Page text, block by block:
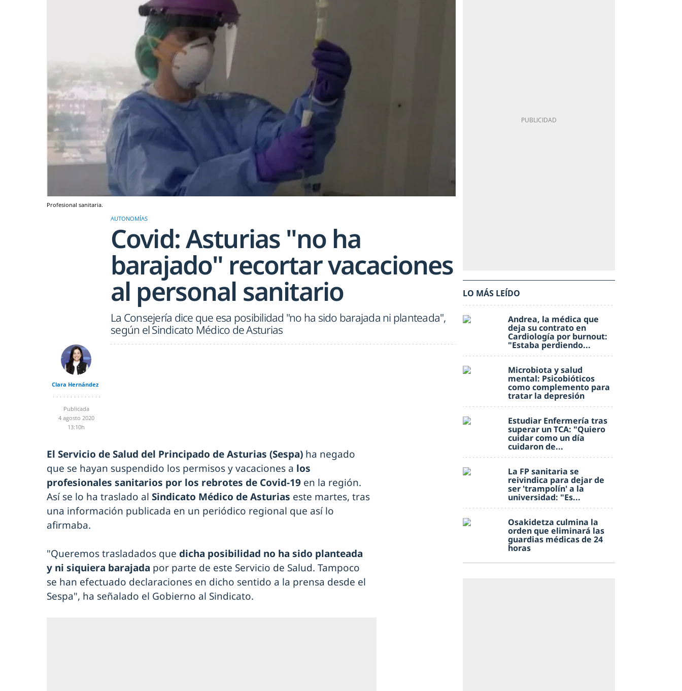
Profesional sanitaria.
AUTONOMÍAS
Covid: Asturias "no ha
barajado" recortar vacaciones
al personal sanitario
La Consejería dice que esa posibilidad "no ha sido barajada ni planteada",
según el Sindicato Médico de Asturias
Clara Hernández
Publicada
4 agosto 2020
13:10h
El Servicio de Salud del Principado de Asturias (Sespa) ha negado
que se hayan suspendido los permisos y vacaciones a los
profesionales sanitarios por los rebrotes de Covid-19 en la región.
Así se lo ha traslado al Sindicato Médico de Asturias este martes, tras
una información publicada en un periódico regional que así lo
afirmaba.
"Queremos trasladados que dicha posibilidad no ha sido planteada
y ni siquiera barajada por parte de este Servicio de Salud. Tampoco
se han efectuado declaraciones en dicho sentido a la prensa desde el
Sespa", ha señalado el Gobierno al Sindicato.
LO MÁS LEÍDO
Andrea, la médica que
deja su contrato en
Cardiología por burnout:
"Estaba perdiendo...
Microbiota y salud
mental: Psicobióticos
como complemento para
tratar la depresión
Estudiar Enfermería tras
superar un TCA: "Quiero
cuidar como un día
cuidaron de...
La FP sanitaria se
reivindica para dejar de
ser 'trampolín' a la
universidad: "Es...
Osakidetza culmina la
orden que eliminará las
guardias médicas de 24
horas